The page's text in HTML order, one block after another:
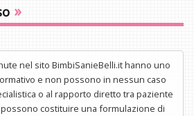
»
nel sito BimbiSanieBelli.it hanno uno
e non possono in nessun caso
o al rapporto diretto tra paziente
costituire una formulazione di